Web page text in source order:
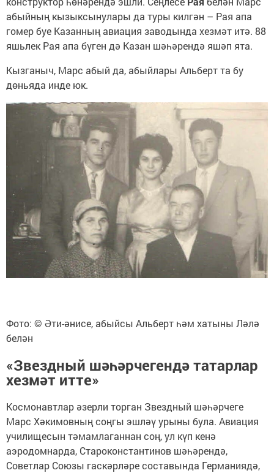
абыйның кызыксынулары да туры килгән – Рая апа
гомер буе Казанның авиация заводында хезмәт итә. 88
яшьлек Рая апа бүген дә Казан шәһәрендә яшәп ята.
Кызганыч, Марс абый да, абыйлары Альберт та бу
дөньяда инде юк.
Фото: © Әти-әнисе, абыйсы Альберт һәм хатыны Ләлә
белән
«Звездный шәһәрчегендә татарлар
хезмәт итте»
Космонавтлар әзерли торган Звездный шәһәрчеге
Марс Хәкимовның соңгы эшләү урыны була. Авиация
училищесын тәмамлаганнан соң, ул күп кенә
аэродомнарда, Староконстантинов шәһәрендә,
Советлар Союзы гаскәрләре составында Германиядә,